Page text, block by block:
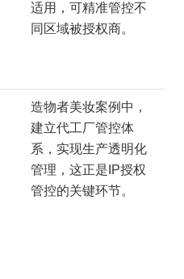
适用，可精准管控不
同区域被授权商。
造物者美妆案例中，
建立代工厂管控体
系，实现生产透明化
管理，这正是IP授权
管控的关键环节。